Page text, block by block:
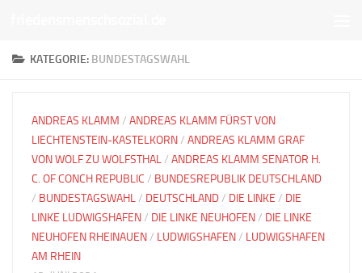
KATEGORIE: BUNDESTAGSWAHL
ANDREAS KLAMM / ANDREAS KLAMM FÜRST VON
LIECHTENSTEIN-KASTELKORN/ ANDREAS KLAMM GRAF
VON WOLF ZU WOLFSTHAL/ ANDREAS KLAMM SENATOR H.
C. OF CONCH REPUBLIC / BUNDESREPUBLIK DEUTSCHLAND
/ BUNDESTAGSWAHL/ DEUTSCHLAND/ DIE LINKE / DIE
LINKE LUDWIGSHAFEN/ DIE LINKE NEUHOFEN/ DIE LINKE
NEUHOFEN RHEINAUEN/ LUDWIGSHAFEN/ LUDWIGSHAFEN
AM RHEIN